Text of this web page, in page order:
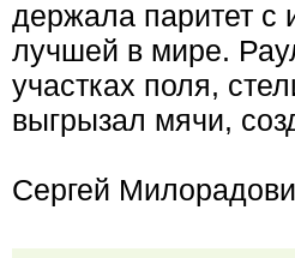
держала паритет с
лучшей в мире.
участках поля,
выгрызал мячи,
Сергей